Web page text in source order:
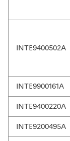
INTE9400502A
INTE9900161A
INTE9400220A
INTE9200495A